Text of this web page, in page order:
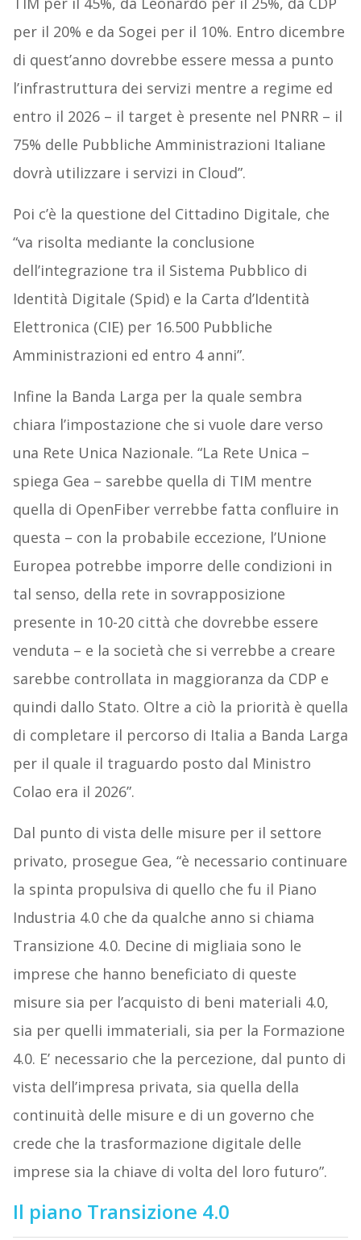
per il 20% e da Sogei per il 10%. Entro dicembre
di quest’anno dovrebbe essere messa a punto
l’infrastruttura dei servizi mentre a regime ed
entro il 2026 – il target è presente nel PNRR – il
75% delle Pubbliche Amministrazioni Italiane
dovrà utilizzare i servizi in Cloud”.
Poi c’è la questione del Cittadino Digitale, che
“va risolta mediante la conclusione
dell’integrazione tra il Sistema Pubblico di
Identità Digitale (Spid) e la Carta d’Identità
Elettronica (CIE) per 16.500 Pubbliche
Amministrazioni ed entro 4 anni”.
Infine la Banda Larga per la quale sembra
chiara l’impostazione che si vuole dare verso
una Rete Unica Nazionale. “La Rete Unica –
spiega Gea – sarebbe quella di TIM mentre
quella di OpenFiber verrebbe fatta confluire in
questa – con la probabile eccezione, l’Unione
Europea potrebbe imporre delle condizioni in
tal senso, della rete in sovrapposizione
presente in 10-20 città che dovrebbe essere
venduta – e la società che si verrebbe a creare
sarebbe controllata in maggioranza da CDP e
quindi dallo Stato. Oltre a ciò la priorità è quella
di completare il percorso di Italia a Banda Larga
per il quale il traguardo posto dal Ministro
Colao era il 2026”.
Dal punto di vista delle misure per il settore
privato, prosegue Gea, “è necessario continuare
la spinta propulsiva di quello che fu il Piano
Industria 4.0 che da qualche anno si chiama
Transizione 4.0. Decine di migliaia sono le
imprese che hanno beneficiato di queste
misure sia per l’acquisto di beni materiali 4.0,
sia per quelli immateriali, sia per la Formazione
4.0. E’ necessario che la percezione, dal punto di
vista dell’impresa privata, sia quella della
continuità delle misure e di un governo che
crede che la trasformazione digitale delle
imprese sia la chiave di volta del loro futuro”.
Il piano Transizione 4.0